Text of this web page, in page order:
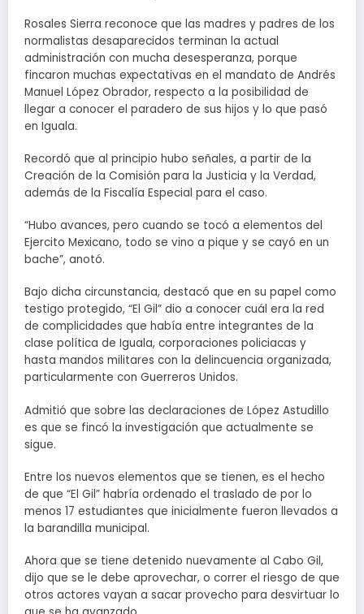
Rosales Sierra reconoce que las madres y padres de los
normalistas desaparecidos terminan la actual
administración con mucha desesperanza, porque
fincaron muchas expectativas en el mandato de Andrés
Manuel López Obrador, respecto a la posibilidad de
llegar a conocer el paradero de sus hijos y lo que pasó
en Iguala.
Recordó que al principio hubo señales, a partir de la
Creación de la Comisión para la Justicia y la Verdad,
además de la Fiscalía Especial para el caso.
“Hubo avances, pero cuando se tocó a elementos del
Ejercito Mexicano, todo se vino a pique y se cayó en un
bache”, anotó.
Bajo dicha circunstancia, destacó que en su papel como
testigo protegido, “El Gil” dio a conocer cuál era la red
de complicidades que había entre integrantes de la
clase política de Iguala, corporaciones policiacas y
hasta mandos militares con la delincuencia organizada,
particularmente con Guerreros Unidos.
Admitió que sobre las declaraciones de López Astudillo
es que se fincó la investigación que actualmente se
sigue.
Entre los nuevos elementos que se tienen, es el hecho
de que “El Gil” habría ordenado el traslado de por lo
menos 17 estudiantes que inicialmente fueron llevados a
la barandilla municipal.
Ahora que se tiene detenido nuevamente al Cabo Gil,
dijo que se le debe aprovechar, o correr el riesgo de que
otros actores vayan a sacar provecho para desvirtuar lo